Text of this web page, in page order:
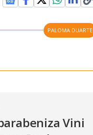
PALOMA DUARTE
Vini